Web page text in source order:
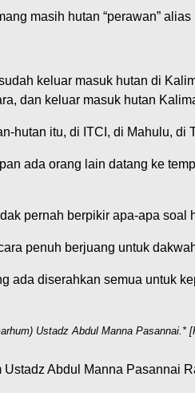
masih hutan “perawan”
keluar masuk hutan di
dan keluar masuk hutan
hutan itu, di ITCI, di Mahulu, di
ada orang lain datang ke
pernah berpikir apa-apa
penuh berjuang untuk
diserahkan semua untuk
Ustadz Abdul Manna Pasannai.*
Abdul Manna Pasannai